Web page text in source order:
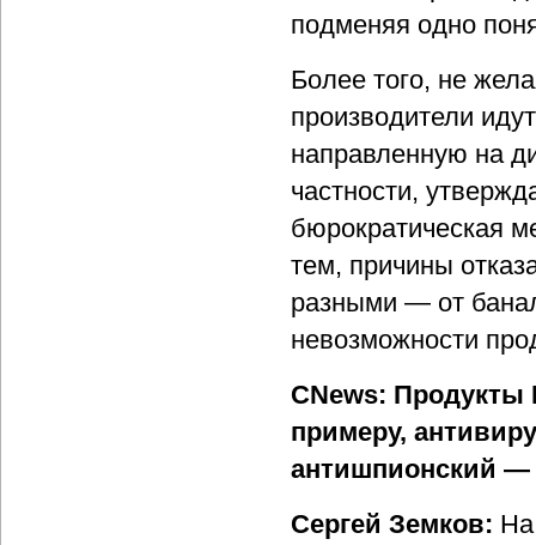
подменяя одно
Более того, не
производители
направленную на
частности,
бюрократическая
тем, причины
разными — от
невозможности
CNews: Продукты
примеру,
антишпионский —
Сергей Земков: